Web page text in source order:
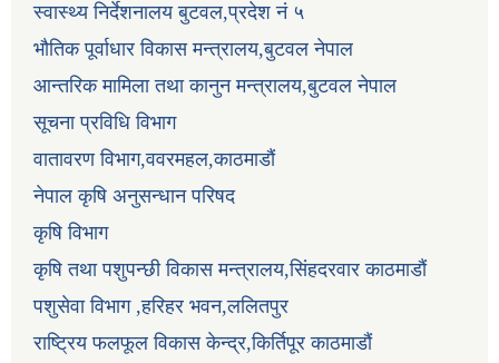
स्वास्थ्य निर्देशनालय बुटवल,प्रदेश नं ५
भौतिक पूर्वाधार विकास मन्त्रालय,बुटवल नेपाल
आन्तरिक मामिला तथा कानुन मन्त्रालय,बुटवल नेपाल
सूचना प्रविधि विभाग
वातावरण विभाग,ववरमहल,काठमाडौं
नेपाल कृषि अनुसन्धान परिषद
कृषि विभाग
कृषि तथा पशुपन्छी विकास मन्त्रालय,सिंहदरवार काठमाडौं
पशुसेवा विभाग ,हरिहर भवन,ललितपुर
राष्ट्रिय फलफूल विकास केन्द्र,किर्तिपूर काठमाडौं